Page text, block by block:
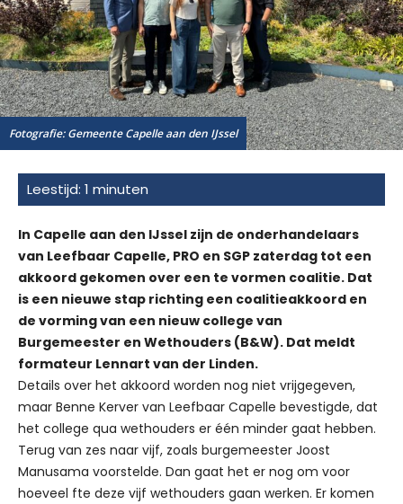
Fotografie: Gemeente Capelle aan den IJssel
In Capelle aan den IJssel zijn de onderhandelaars
van Leefbaar Capelle, PRO en SGP zaterdag tot een
akkoord gekomen over een te vormen coalitie. Dat
is een nieuwe stap richting een coalitieakkoord en
de vorming van een nieuw college van
Burgemeester en Wethouders (B&W). Dat meldt
formateur Lennart van der Linden.
Details over het akkoord worden nog niet vrijgegeven,
maar Benne Kerver van Leefbaar Capelle bevestigde, dat
het college qua wethouders er één minder gaat hebben.
Terug van zes naar vijf, zoals burgemeester Joost
Manusama voorstelde. Dan gaat het er nog om voor
hoeveel fte deze vijf wethouders gaan werken. Er komen